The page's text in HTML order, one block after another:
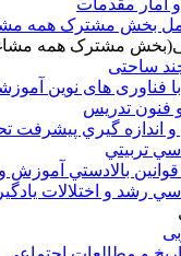
بخش مشترک همه
مشترک همه
ساحتی
با فناوری های نوین
فنون تدريس
اندازه گيري پيشرفت
تربيتي
قوانين بالادستي
رشد و اختلالات